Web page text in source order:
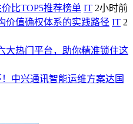
比TOP5推荐榜单 IT 2小时前
价值确权体系的实践路径 IT 2
大热门平台，助你精准锁住这
中兴通讯智能运维方案达国